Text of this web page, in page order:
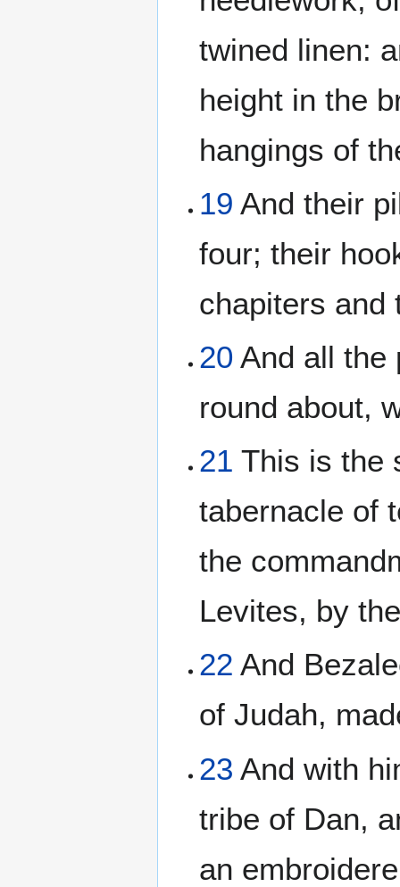
twined linen:
height in the
hangings of
19 And their
four; their
chapiters and
20 And all the
round about,
21 This is the
tabernacle of
the
Levites, by
22 And
of Judah,
23 And with
tribe of Dan,
an